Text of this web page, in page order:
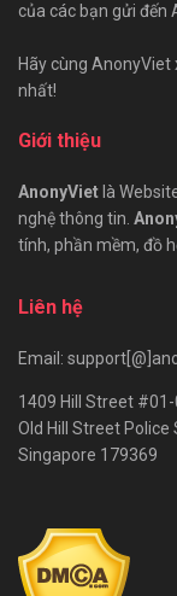
của các bạn gửi đến
Hãy cùng
nhất!
Giới thiệu
AnonyViet là
nghệ thông tin.
tính, phần mềm, đồ
Liên hệ
Email:
1409 Hill Street
Old Hill Street Police
Singapore 179369